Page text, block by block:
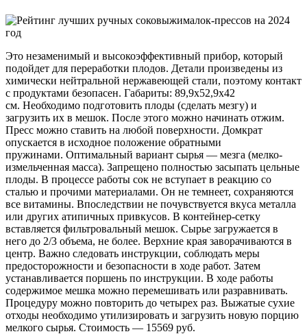
Это незаменимый и высокоэффективный прибор, который
подойдет для переработки плодов. Детали произведены из
химически нейтральной нержавеющей стали, поэтому контакт
с продуктами безопасен. Габариты: 89,9х52,9х42
см. Необходимо подготовить плоды (сделать мезгу) и
загрузить их в мешок. После этого можно начинать отжим.
Пресс можно ставить на любой поверхности. Домкрат
опускается в исходное положение обратными
пружинами. Оптимальный вариант сырья — мезга (мелко-
измельченная масса). Запрещено полностью засыпать цельные
плоды. В процессе работы сок не вступает в реакцию со
сталью и прочими материалами. Он не темнеет, сохраняются
все витамины. Впоследствии не почувствуется вкуса металла
или других атипичных привкусов. В контейнер-сетку
вставляется фильтровальный мешок. Сырье загружается в
него до 2/3 объема, не более. Верхние края заворачиваются в
центр. Важно следовать инструкции, соблюдать меры
предосторожности и безопасности в ходе работ. Затем
устанавливается поршень по инструкции. В ходе работы
содержимое мешка можно перемешивать или разравнивать.
Процедуру можно повторить до четырех раз. Выжатые сухие
отходы необходимо утилизировать и загрузить новую порцию
мелкого сырья. Стоимость — 15569 руб.